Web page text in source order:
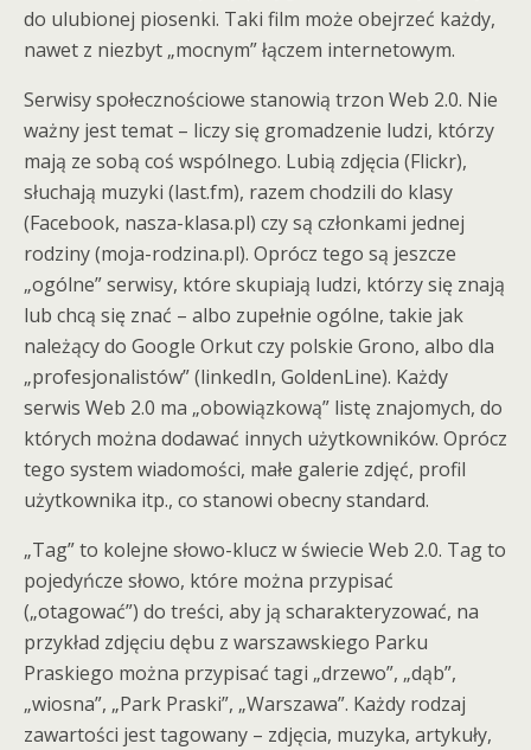
do ulubionej piosenki. Taki film może obejrzeć każdy,
nawet z niezbyt „mocnym” łączem internetowym.
Serwisy społecznościowe stanowią trzon Web 2.0. Nie
ważny jest temat – liczy się gromadzenie ludzi, którzy
mają ze sobą coś wspólnego. Lubią zdjęcia (Flickr),
słuchają muzyki (last.fm), razem chodzili do klasy
(Facebook, nasza-klasa.pl) czy są członkami jednej
rodziny (moja-rodzina.pl). Oprócz tego są jeszcze
„ogólne” serwisy, które skupiają ludzi, którzy się znają
lub chcą się znać – albo zupełnie ogólne, takie jak
należący do Google Orkut czy polskie Grono, albo dla
„profesjonalistów” (linkedIn, GoldenLine). Każdy
serwis Web 2.0 ma „obowiązkową” listę znajomych, do
których można dodawać innych użytkowników. Oprócz
tego system wiadomości, małe galerie zdjęć, profil
użytkownika itp., co stanowi obecny standard.
„Tag” to kolejne słowo-klucz w świecie Web 2.0. Tag to
pojedyńcze słowo, które można przypisać
(„otagować”) do treści, aby ją scharakteryzować, na
przykład zdjęciu dębu z warszawskiego Parku
Praskiego można przypisać tagi „drzewo”, „dąb”,
„wiosna”, „Park Praski”, „Warszawa”. Każdy rodzaj
zawartości jest tagowany – zdjęcia, muzyka, artykuły,